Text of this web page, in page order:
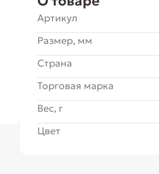
Артикул
Размер, мм
Страна
Торговая марка
Вес, г
Цвет